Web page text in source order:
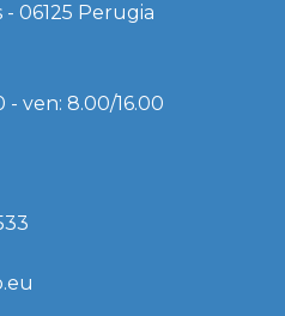
- 06125 Perugia
- ven: 8.00/16.00